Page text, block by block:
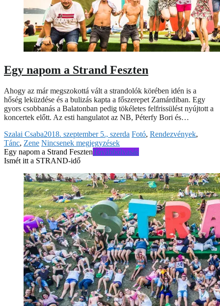
Egy napom a Strand Feszten
Ahogy az már megszokottá vált a strandolók körében idén is a
hőség leküzdése és a bulizás kapta a főszerepet Zamárdiban. Egy
gyors csobbanás a Balatonban pedig tökéletes felfrissülést nyújtott a
koncertek előtt. Az esti hangulatot az NB, Péterfy Bori és…
Szalai Csaba2018. szeptember 5., szerda Fotó, Rendezvények,
Tánc, Zene Nincsenek megjegyzések
Egy napom a Strand FesztenTovábbolvasás
Ismét itt a STRAND-idő